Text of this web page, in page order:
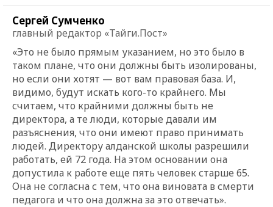
Сергей Сумченко
главный редактор «Тайги.Пост»
«Это не было прямым указанием, но это было в
таком плане, что они должны быть изолированы,
но если они хотят — вот вам правовая база. И,
видимо, будут искать кого-то крайнего. Мы
считаем, что крайними должны быть не
директора, а те люди, которые давали им
разъяснения, что они имеют право принимать
людей. Директору алданской школы разрешили
работать, ей 72 года. На этом основании она
допустила к работе еще пять человек старше 65.
Она не согласна с тем, что она виновата в смерти
педагога и что она должна за это отвечать».